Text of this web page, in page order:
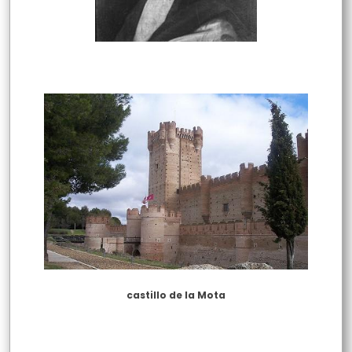
castillo de la Mota